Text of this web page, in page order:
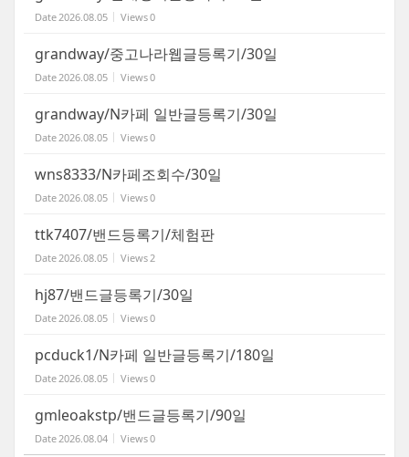
Date 2026.08.05 Views0
grandway/중고나라웹글등록기/30일
Date 2026.08.05 Views0
grandway/N카페 일반글등록기/30일
Date 2026.08.05 Views0
wns8333/N카페조회수/30일
Date 2026.08.05 Views0
ttk7407/밴드등록기/체험판
Date 2026.08.05 Views 2
hj87/밴드글등록기/30일
Date 2026.08.05 Views0
pcduck1/N카페 일반글등록기/180일
Date 2026.08.05 Views0
gmleoakstp/밴드글등록기/90일
Date 2026.08.04 Views0